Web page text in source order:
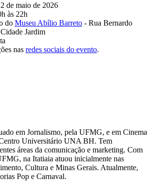
de maio de 2026
às 22h
do Museu Abílio Barreto - Rua Bernardo
Jardim
nas redes sociais do evento.
em Jornalismo, pela UFMG, e em Cinema
Universitário UNA BH. Tem
áreas da comunicação e marketing. Com
na Itatiaia atuou inicialmente nas
Cultura e Minas Gerais. Atualmente,
Pop e Carnaval.